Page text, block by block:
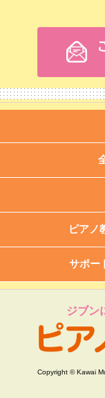
ピアノ
サポー
ジブン
Copyright © Kawai